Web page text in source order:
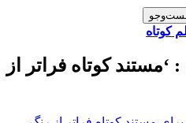
: ‘مستند کوتاه فراتر از